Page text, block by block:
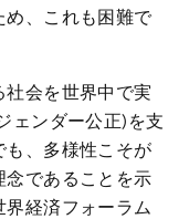
め、これも困難で
社会を世界中で実
ェンダー公正)を支
、多様性こそが
念であることを示
経済フォーラム